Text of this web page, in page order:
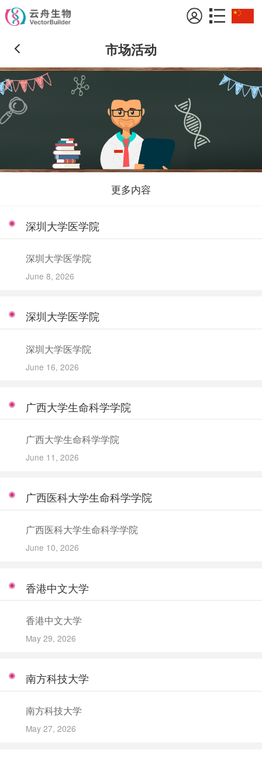
市场活动
更多内容
深圳大学医学院
深圳大学医学院
June 8, 2026
深圳大学医学院
深圳大学医学院
June 16, 2026
广西大学生命科学学院
广西大学生命科学学院
June 11, 2026
广西医科大学生命科学学院
广西医科大学生命科学学院
June 10, 2026
香港中文大学
香港中文大学
May 29, 2026
南方科技大学
南方科技大学
May 27, 2026